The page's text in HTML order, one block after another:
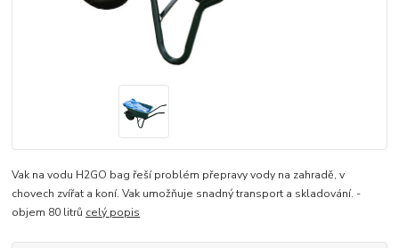
Vak na vodu H2GO bag řeší problém přepravy vody na zahradě, v
chovech zvířat a koní. Vak umožňuje snadný transport a skladování. -
objem 80 litrů celý popis